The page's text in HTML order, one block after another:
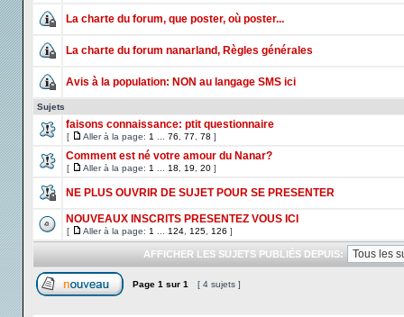
La charte du forum, que poster, où poster...
La charte du forum nanarland, Règles générales
Avis à la population: NON au langage SMS ici
Sujets
faisons connaissance: ptit questionnaire
[ Aller à la page: 1 76 77 78 ]
Comment est né votre amour du Nanar?
[ Aller à la page: 1 18 19 20 ]
NE PLUS OUVRIR DE SUJET POUR SE PRESENTER
NOUVEAUX INSCRITS PRESENTEZ VOUS ICI
[ Aller à la page: 1 124 125 126 ]
AFFICHER LES SUJETS PUBLIÉS DEPUIS:
Page 1 sur 1 [ 4 sujets ]